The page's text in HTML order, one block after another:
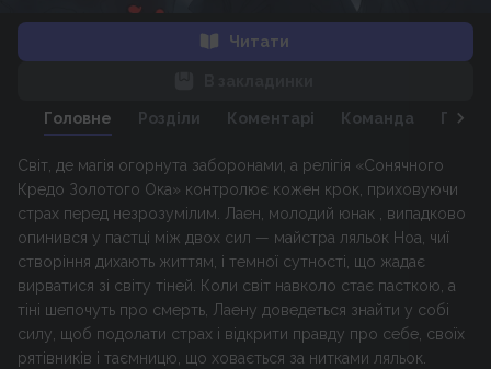
Читати
Головне Розділи Коментарі Команда
Світ, де магія огорнута заборонами, а релігія «Сонячного
Кредо Золотого Ока» контролює кожен крок, приховуючи
страх перед незрозумілим. Лаен, молодий юнак , випадково
опинився у пастці між двох сил — майстра ляльок Ноа, чиї
створіння дихають життям, і темної сутності, що жадає
вирватися зі світу тіней. Коли світ навколо стає пасткою, а
тіні шепочуть про смерть, Лаену доведеться знайти у собі
силу, щоб подолати страх і відкрити правду про себе, своїх
рятівників і таємницю, що ховається за нитками ляльок.